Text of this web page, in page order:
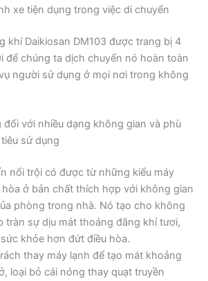
xe tiện dụng trong việc di chuyển
khí Daikiosan DM103 được trang bị 4
để chúng ta dịch chuyển nó hoàn toàn
người sử dụng ở mọi nơi trong không
với nhiều dạng không gian và phù
sử dụng
nổi trội có được từ những kiểu máy
hòa ở bản chất thích hợp với không gian
phòng trong nhà. Nó tạo cho không
tràn sự dịu mát thoáng đãng khí tươi,
khỏe hơn đứt điều hòa.
thay máy lạnh để tạo mát khoảng
loại bỏ cái nóng thay quạt truyền